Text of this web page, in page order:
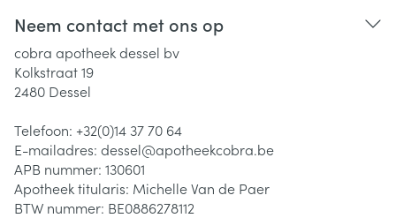
Neem contact met ons op
cobra apotheek dessel bv
Kolkstraat 19
2480 Dessel
Telefoon: +32(0)14 37 70 64
E-mailadres: dessel@apotheekcobra.be
APB nummer: 130601
Apotheek titularis: Michelle Van de Paer
BTW nummer: BE0886278112